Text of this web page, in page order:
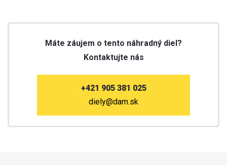
Máte záujem o tento náhradný diel?
Kontaktujte nás
+421 905 381 025
diely@dam.sk